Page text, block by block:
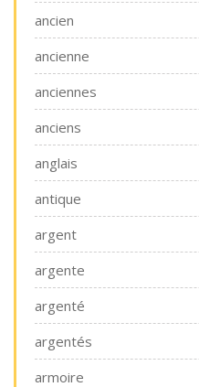
ancien
ancienne
anciennes
anciens
anglais
antique
argent
argente
argenté
argentés
armoire